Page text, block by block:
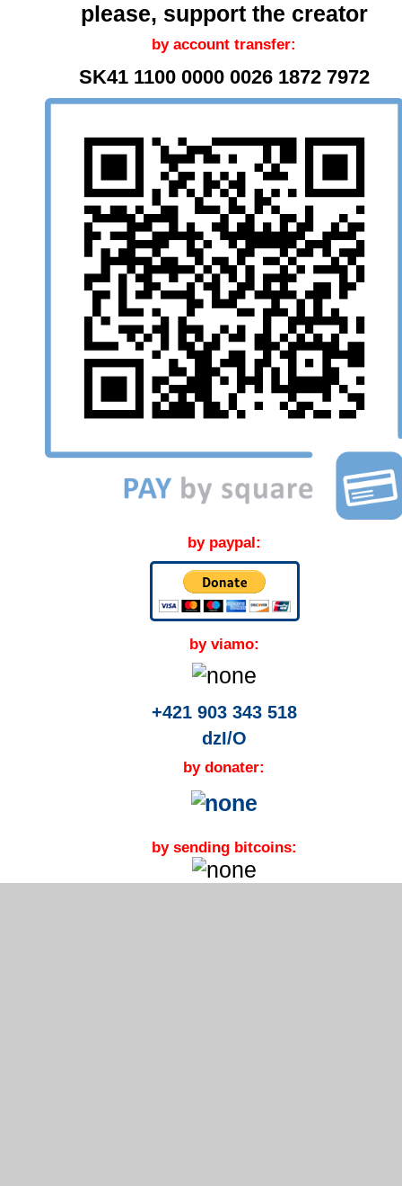
please, support the creator
by account transfer:
SK41 1100 0000 0026 1872 7972
by paypal:
by viamo:
+421 903 343 518
dzI/O
by donater:
by sending bitcoins: